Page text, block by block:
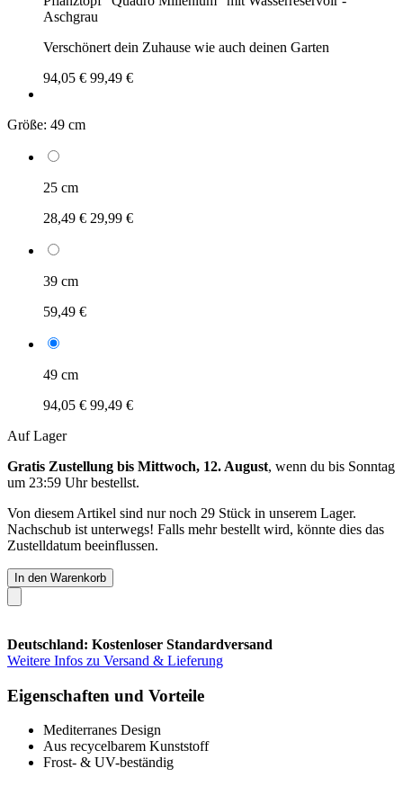
Aschgrau
Verschönert dein Zuhause wie auch deinen Garten
94,05 € 99,49 €
Größe: 49 cm
25 cm
28,49 € 29,99 €
39 cm
59,49 €
49 cm
94,05 € 99,49 €
Auf Lager
Gratis Zustellung bis Mittwoch, 12. August, wenn du bis Sonntag
um 23:59 Uhrbestellst.
Von diesem Artikel sind nur noch 29 Stück in unserem Lager.
Nachschub ist unterwegs! Falls mehr bestellt wird, könnte dies das
Zustelldatum beeinflussen.
In den Warenkorb
Deutschland: Kostenloser Standardversand
Weitere Infos zu Versand & Lieferung
Eigenschaften und Vorteile
Mediterranes Design
Aus recycelbarem Kunststoff
Frost- & UV-beständig